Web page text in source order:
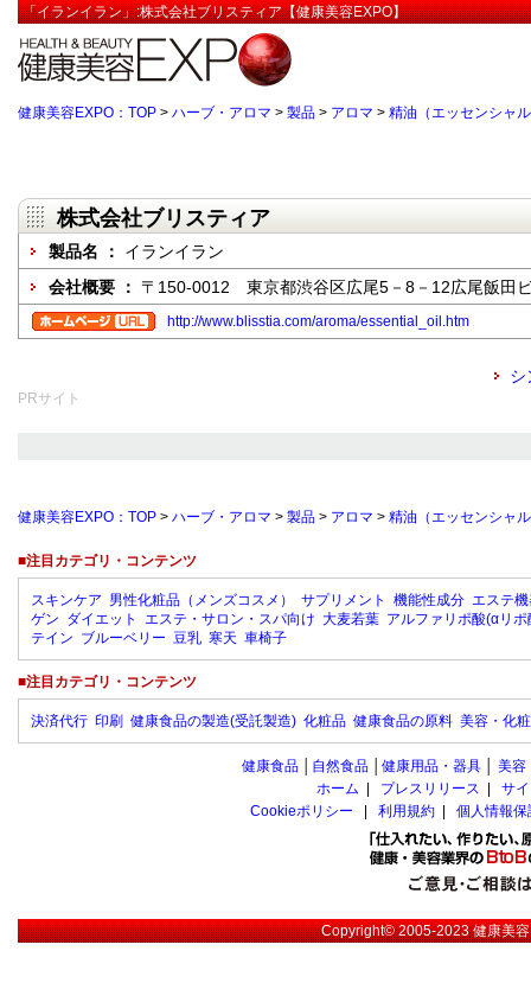
「イランイラン」:株式会社ブリスティア【健康美容EXPO】
健康美容EXPO：TOP > ハーブ・アロマ > 製品 > アロマ > 精油（エッセンシャ
株式会社ブリスティア
製品名 ： イランイラン
会社概要 ： 〒150-0012 東京都渋谷区広尾5－8－12広尾飯田
http://www.blisstia.com/aroma/essential_oil.htm
シ
PRサイト
健康美容EXPO：TOP > ハーブ・アロマ > 製品 > アロマ > 精油（エッセンシャ
■注目カテゴリ・コンテンツ
スキンケア 男性化粧品（メンズコスメ） サプリメント 機能性成分 エステ
ゲン ダイエット エステ・サロン・スパ向け 大麦若葉 アルファリポ酸(αリポ
テイン ブルーベリー 豆乳 寒天 車椅子
■注目カテゴリ・コンテンツ
決済代行 印刷 健康食品の製造(受託製造) 化粧品 健康食品の原料 美容・化
健康食品 自然食品 健康用品・器具 美容
ホーム
プレスリリース
サ
Cookieポリシー
利用規約 個人情報
Copyright© 2005-2023健康美